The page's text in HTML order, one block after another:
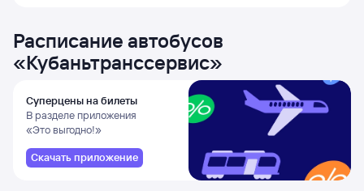
Расписание автобусов
«Кубаньтранссервис»
Суперцены на билеты
В разделе приложения
«Это выгодно!»
Скачать приложение